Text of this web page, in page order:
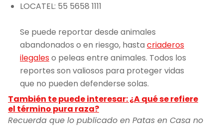
LOCATEL: 55 5658 1111
Se puede reportar desde animales
abandonados o en riesgo, hasta criaderos
ilegaleso peleas entre animales. Todos los
reportes son valiosos para proteger vidas
que no pueden defenderse solas.
También te puede interesar: ¿A qué se refiere
el término pura raza?
Recuerda que lo publicado en Patas en Casa no